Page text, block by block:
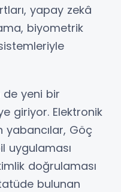
yapay zekâ
biyometrik
de yeni bir
giriyor. Elektronik
yabancılar, Göç
uygulaması
doğrulaması
bulunan